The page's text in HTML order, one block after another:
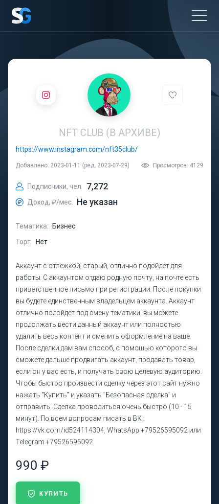
NFT CLUB (В АРХИВЕ)
https://www.instagram.com/nft35club/
Добавлено: 2023-01-11 (ред. 2023-07-29) Просмотров: 4129
Подписчики, чел. 7,272
Доход, ₽/мес. Не указан
Тематика:
Бизнес
Торг:
Нет
Аккаунт с отлежкой, старый, отлично подойдет для
работы. С аккаунтом отдаю родную почту, на почте есть
приветственное письмо при регистрации. После покупки
вы будете единственным владельцем аккаунта. Аккаунт
отлично подойдет под смену тематики, вы можете
продолжать вести данный аккаунт или полностью
удалить весь контент и сменить оформление на ваше.
После сделки дам вам способ, с помощью которого вы
сможете дальше продвигать аккаунт, продавать товар,
если он у вас есть, и получать свою целевую аудиторию.
Чтобы быстро произвести сделку через этот сайт нужно
нажать "Купить" и указать "Безопасная сделка" и
отправить. Сделка проводиться очень быстро (10 - 15
минут). По всем вопросам писать в ВК :
https://vk.com/id524114304, WhatsApp +79526595092 или
Telegram +79526595092
990 ₽
КУПИТЬ